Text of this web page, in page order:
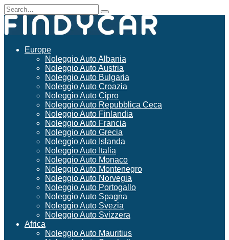
Skip
to
content
Search
for:
Europe
Noleggio Auto Albania
Noleggio Auto Austria
Noleggio Auto Bulgaria
Noleggio Auto Croazia
Noleggio Auto Cipro
Noleggio Auto Repubblica Ceca
Noleggio Auto Finlandia
Noleggio Auto Francia
Noleggio Auto Grecia
Noleggio Auto Islanda
Noleggio Auto Italia
Noleggio Auto Monaco
Noleggio Auto Montenegro
Noleggio Auto Norvegia
Noleggio Auto Portogallo
Noleggio Auto Spagna
Noleggio Auto Svezia
Noleggio Auto Svizzera
Africa
Noleggio Auto Mauritius